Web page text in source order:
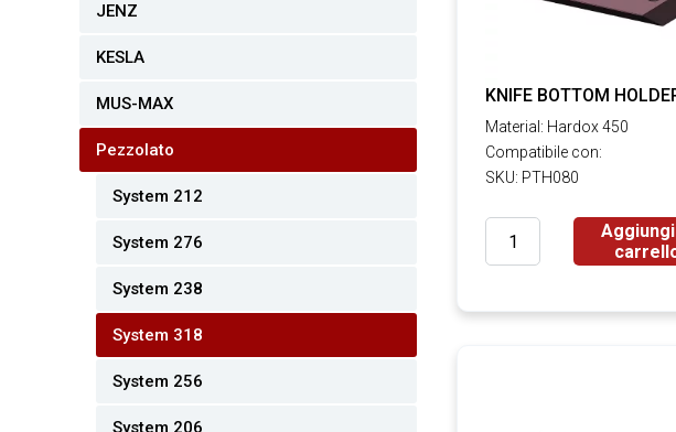
JENZ
KESLA
MUS-MAX
Pezzolato
System 212
System 276
System 238
System 318
System 256
System 206
KNIFE BOTTOM
Material: Hardox 450
Compatibile con:
SKU: PTH080